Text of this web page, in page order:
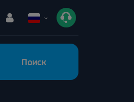
Поиск